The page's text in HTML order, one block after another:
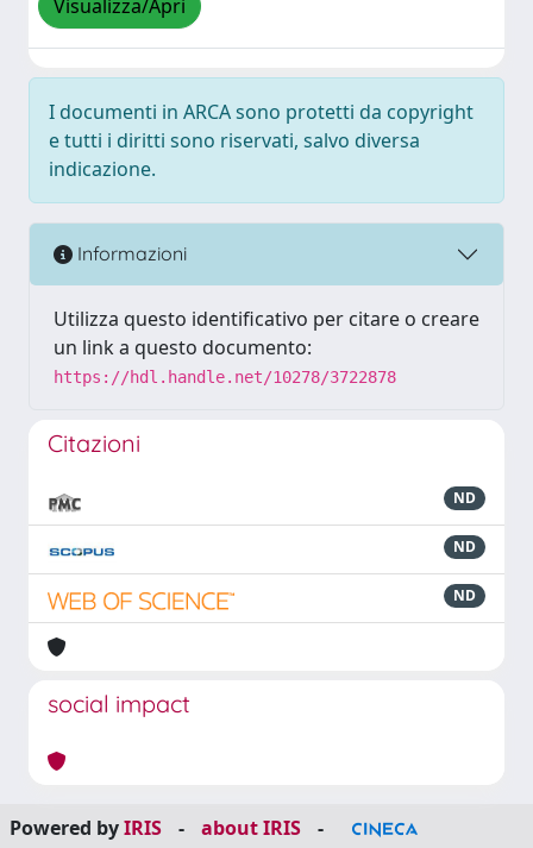
Visualizza/Apri
I documenti in ARCA sono protetti da copyright
e tutti i diritti sono riservati, salvo diversa
indicazione.
Informazioni
Utilizza questo identificativo per citare o creare
un link a questo documento:
https://hdl.handle.net/10278/3722878
Citazioni
ND
ND
ND
social impact
Powered byIRIS - about IRIS
-